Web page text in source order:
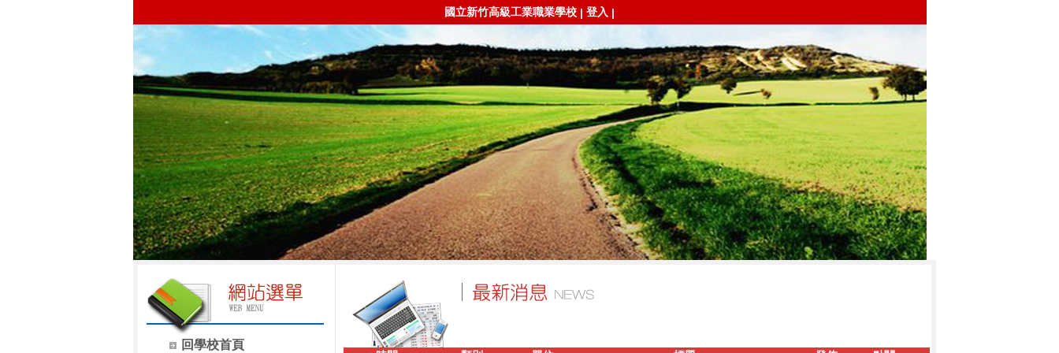
國立新竹高級工業職業學校 | 登入 |
回學校首頁